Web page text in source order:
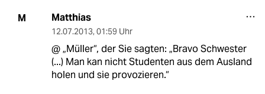
M Matthias
12.07.2013, 01:59 Uhr
@ „Müller“, der Sie sagten: „Bravo Schwester
(...) Man kan nicht Studenten aus dem Ausland
holen und sie provozieren.“